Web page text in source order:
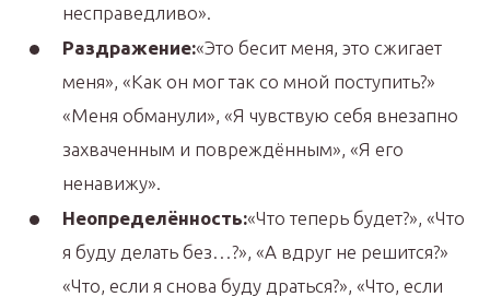
несправедливо».
Раздражение:«Это бесит меня, это сжигает
меня», «Как он мог так со мной поступить?»
«Меня обманули», «Я чувствую себя внезапно
захваченным и повреждённым», «Я его
ненавижу».
Неопределённость:«Что теперь будет?», «Что
я буду делать без…?», «А вдруг не решится?»
«Что, если я снова буду драться?», «Что, если